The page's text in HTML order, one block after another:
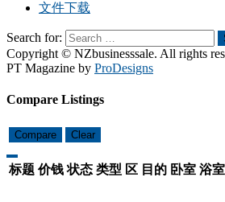
文件下载
Search for:
Copyright © NZbusinesssale. All rights
PT Magazine by ProDesigns
Compare Listings
Compare Clear
标题 价钱 状态 类型 区 目的 卧室 浴室